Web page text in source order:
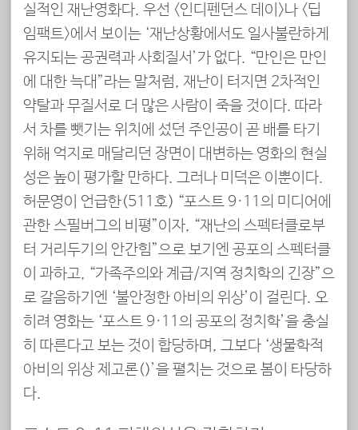
실적인 재난영화다. 우선 <인디펜던스 데이>나 <딥
임팩트>에서 보이는 ‘재난상황에서도 일사불란하게
유지되는 공권력과 사회질서’가 없다. “만인은 만인
에 대한 늑대”라는 말처럼, 재난이 터지면 2차적인
약탈과 무질서로 더 많은 사람이 죽을 것이다. 따라
서 차를 뺏기는 위치에 섰던 주인공이 곧 배를 타기
위해 억지로 매달리던 장면이 대변하는 영화의 현실
성은 높이 평가할 만하다. 그러나 미덕은 이뿐이다.
허문영이 언급한(511호) “포스트 9·11의 미디어에
관한 스필버그의 비평”이자, “재난의 스펙터클로부
터 거리두기의 안간힘”으로 보기엔 공포의 스펙터클
이 과하고, “가족주의와 계급/지역 정치학의 긴장”으
로 갈음하기엔 ‘불안정한 아비의 위상’이 걸린다. 오
히려 영화는 ‘포스트 9·11의 공포의 정치학’을 충실
히 따른다고 보는 것이 합당하며, 그보다 ‘생물학적
아비의 위상 제고론(提高論)’을 펼치는 것으로 봄이 타당하
다.